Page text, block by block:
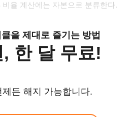
율 계산에는 자본으로 분류한다.
을 제대로 즐기는 방법
한 달 무료!
든 해지 가능합니다.